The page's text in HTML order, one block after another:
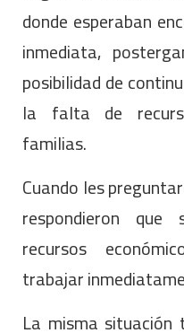
donde esperaban
inmediata,
posibilidad de
la falta de
familias.
Cuando les
respondieron
recursos
trabajar
La misma